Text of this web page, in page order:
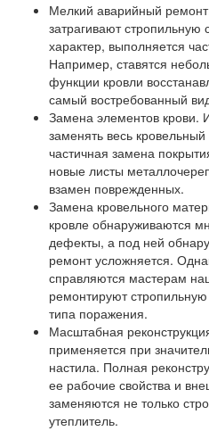
Мелкий аварийный
затрагивают
характер, выполняется
Например, ставятся
функции кровли
самый востребованный
Замена элементов крови.
заменять весь
частичная замена
новые листы
взамен поврежденных.
Замена кровельного
кровле обнаруживаются
дефекты, а под ней
ремонт усложняется.
справляются мастерам
ремонтируют
типа поражения.
Масштабная
применяется при
настила. Полная
ее рабочие свойства и
заменяются не только
утеплитель.